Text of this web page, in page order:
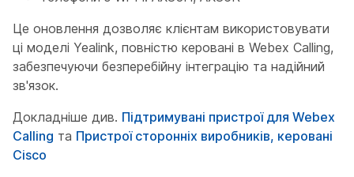
Це оновлення дозволяє клієнтам використовувати
ці моделі Yealink, повністю керовані в Webex Calling,
забезпечуючи безперебійну інтеграцію та надійний
зв'язок.
Докладніше див. Підтримувані пристрої для Webex
Calling та Пристрої сторонніх виробників, керовані
Cisco